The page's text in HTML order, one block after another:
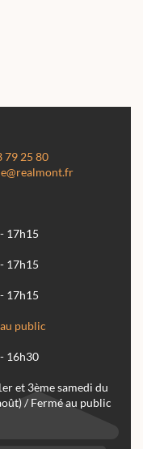
79 25 80
17h15
17h15
17h15
public
16h30
et 3ème samedi du
/ Fermé au public